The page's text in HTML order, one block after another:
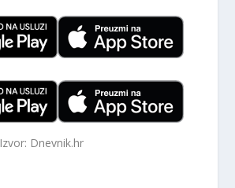
Izvor: Dnevnik.hr